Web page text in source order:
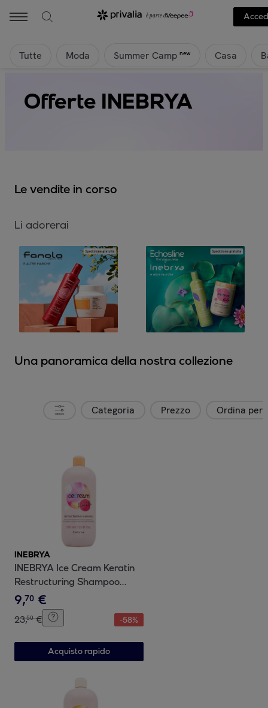
Tutte Moda Summer Camp new Casa
Offerte INEBRYA
Le vendite in corso
Li adorerai
Una panoramica della nostra collezione
Categoria Prezzo Ordina per
INEBRYA
INEBRYA Ice Cream Keratin
Restructuring Shampoo
1000ml
9,70 €
23,50 € -58%
Acquisto rapido